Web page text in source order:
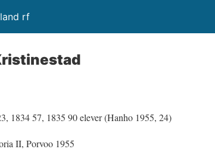
rf
1834 57, 1835 90 elever (Hanho 1955, 24)
II, Porvoo 1955